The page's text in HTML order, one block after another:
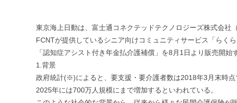
東京海上日動は、富士通コネクテッドテクノロジーズ株式会社
FCNTが提供しているシニア向けコミュニティサービス「らく
「認知症アシスト付き年金払介護補償」を8月1日より販売開始
1.背景
政府統計(※)によると、要支援・要介護者数は2018年3月末時
2025年には700万人規模にまで増加するといわれている。